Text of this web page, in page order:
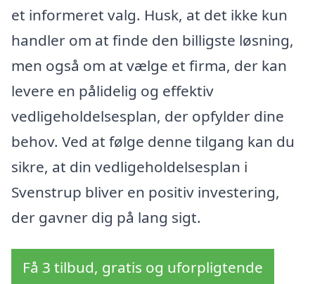
et informeret valg. Husk, at det ikke kun
handler om at finde den billigste løsning,
men også om at vælge et firma, der kan
levere en pålidelig og effektiv
vedligeholdelsesplan, der opfylder dine
behov. Ved at følge denne tilgang kan du
sikre, at din vedligeholdelsesplan i
Svenstrup bliver en positiv investering,
der gavner dig på lang sigt.
Få 3 tilbud, gratis og uforpligtende